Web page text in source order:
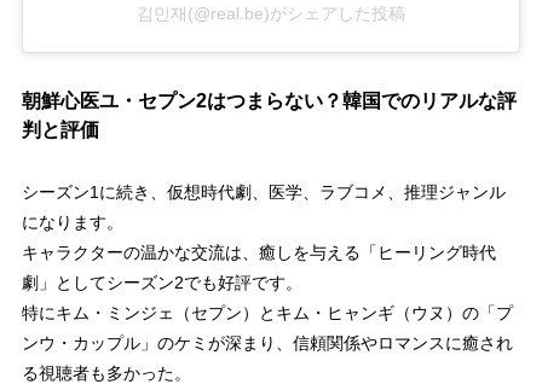
김민재(@real.be)がシェアした投稿
朝鮮心医ユ・セプン2はつまらない？韓国でのリアルな評
判と評価
シーズン1に続き、仮想時代劇、医学、ラブコメ、推理ジャンル
になります。
キャラクターの温かな交流は、癒しを与える「ヒーリング時代
劇」としてシーズン2でも好評です。
特にキム・ミンジェ（セプン）とキム・ヒャンギ（ウヌ）の「プ
ンウ・カップル」のケミが深まり、信頼関係やロマンスに癒され
る視聴者も多かった。